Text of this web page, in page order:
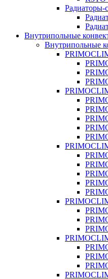
Радиаторы-
Внутрипольные
Внутрипольные